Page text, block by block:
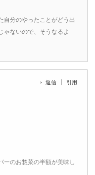
自分のやったことがどう出
ゃないので、そうなるよ
返信 引用
ーのお惣菜の半額が美味し